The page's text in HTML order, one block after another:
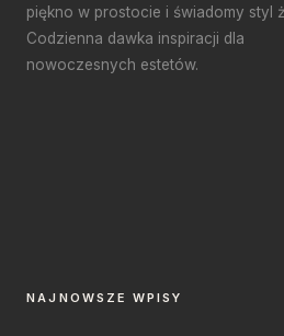
piękno w prostocie i świadomy styl
Codzienna dawka inspiracji dla
nowoczesnych estetów.
NAJNOWSZE WPISY